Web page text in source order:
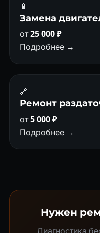
🔋
Замена
от25 000 ₽
Подробнее →
🔗
Ремонт
от5 000 ₽
Подробнее →
Нужен